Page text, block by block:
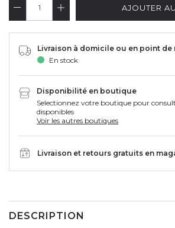
AJOUTER
Livraison à domicile ou en point de
En stock
Disponibilité en boutique
Selectionnez votre boutique pour
disponibles
Voir les autres boutiques
Livraison et retours gratuits en
DESCRIPTION